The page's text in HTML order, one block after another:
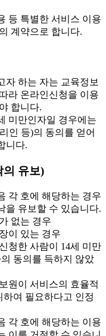
등 특별한 서비스 이용
계약으로 합니다.
하는 자는 교육정보
라 온라인신청을 이용
합니다.
미만인자일 경우에는
인 등)의 동의를 얻어
니다.
의 유보)
각 호에 해당하는 경우
을 유보할 수 있습니다.
없는 경우
이 있는 경우
청한 사람이 14세 미만
동의를 득하지 않았
원이 서비스의 효율적
하여 필요하다고 인정
각 호에 해당하는 이용